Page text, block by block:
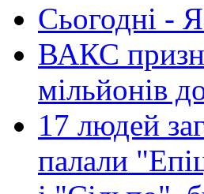
Сьогодні -
ВАКС
мільйонів
17 людей
палали